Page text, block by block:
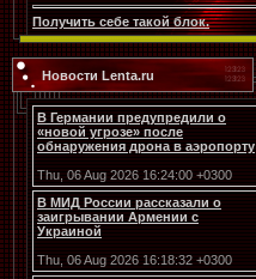
Получить себе такой блок.
Новости Lenta.ru
В Германии предупредили о
«новой угрозе» после
обнаружения дрона в аэропорту
Thu, 06 Aug 2026 16:24:00 +0300
В МИД России рассказали о
заигрывании Армении с
Украиной
Thu, 06 Aug 2026 16:18:32 +0300